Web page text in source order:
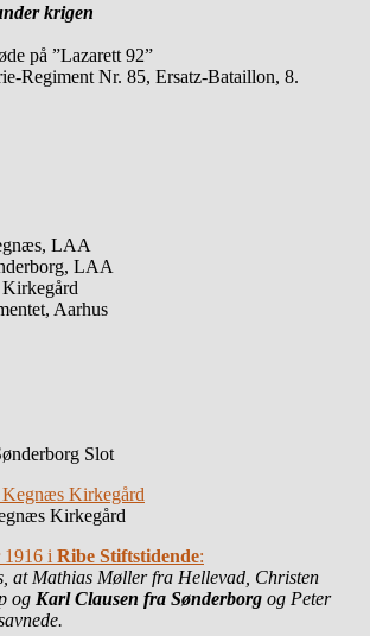
krigen
på ”Lazarett 92”
Regiment Nr. 85, Ersatz-Bataillon, 8.
LAA
LAA
Aarhus
Slot
Kirkegård
1916 i Ribe Stiftstidende:
at Mathias Møller fra Hellevad, Christen
og Karl Clausen fra Sønderborg og Peter